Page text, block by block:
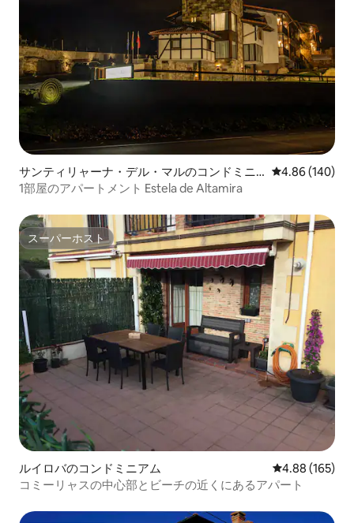
サンティリャーナ・デル・マルのコンドミニ
アム
レビュー140
4.86 (140)
1部屋のアパートメント Estela de Altamira
スーパーホスト
スーパーホスト
ルイロバのコンドミニアム レビュー165
4.88 (165)
コミーリャスの中心部とビーチの近くにあるアパート